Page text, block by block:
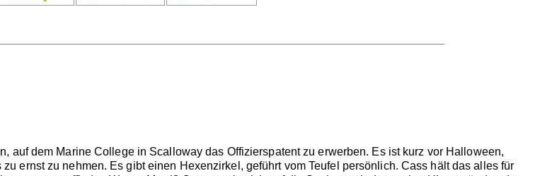
auf dem Marine College in Scalloway das Offizierspatent zu erwerben. Es ist kurz vor Halloween,
ernst zu nehmen. Es gibt einen Hexenzirkel, geführt vom Teufel persönlich. Cass hält das alles für